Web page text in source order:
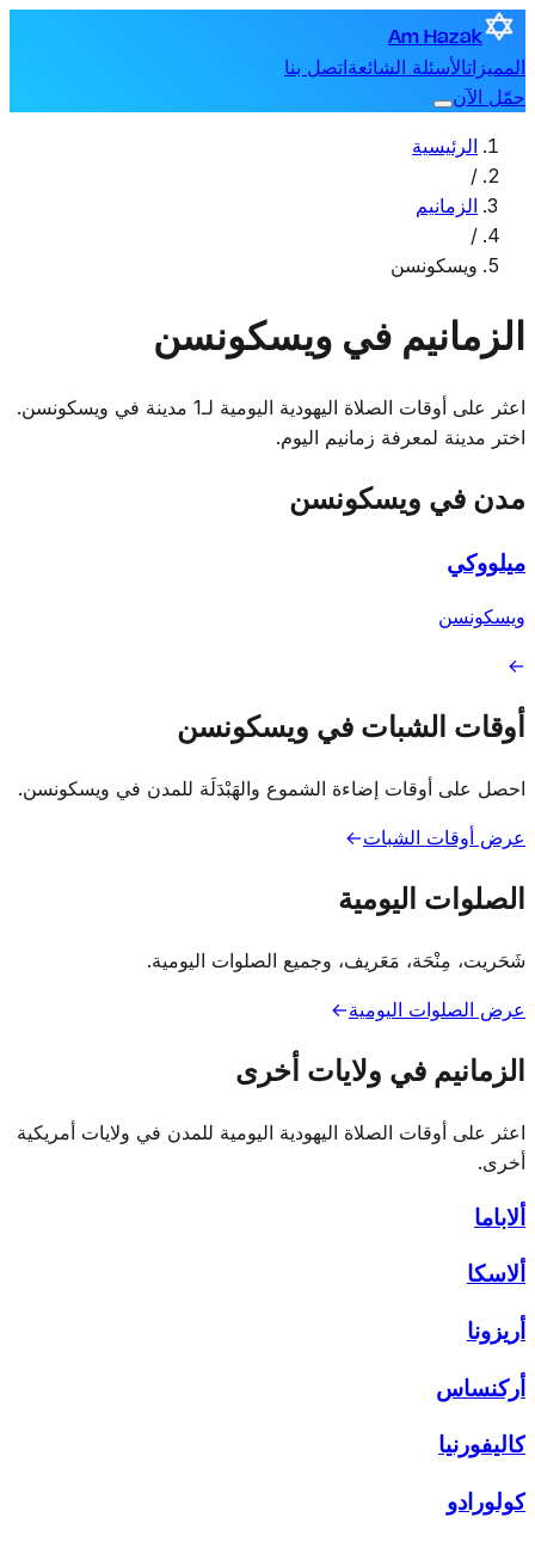
Am Hazak
المميزاتالأسئلة الشائعةاتصل بنا
حمّل الآن
الرئيسية
/
الزمانيم
/
ويسكونسن
الزمانيم في ويسكونسن
اعثر على أوقات الصلاة اليهودية اليومية لـ1 مدينة في ويسكونسن.
اختر مدينة لمعرفة زمانيم اليوم.
مدن في ويسكونسن
ميلووكي
ويسكونسن
→
أوقات الشبات في ويسكونسن
احصل على أوقات إضاءة الشموع والهَبْدَلَة للمدن في ويسكونسن.
عرض أوقات الشبات→
الصلوات اليومية
شَحَريت، مِنْحَة، مَعَريف، وجميع الصلوات اليومية.
عرض الصلوات اليومية→
الزمانيم في ولايات أخرى
اعثر على أوقات الصلاة اليهودية اليومية للمدن في ولايات أمريكية
أخرى.
ألاباما
ألاسكا
أريزونا
أركنساس
كاليفورنيا
كولورادو